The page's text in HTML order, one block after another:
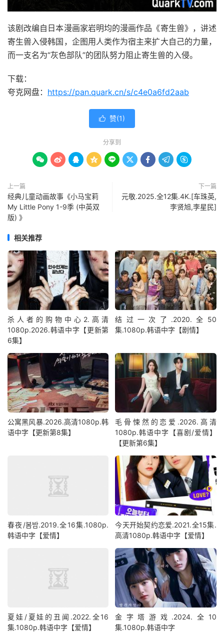
该剧改编自日本漫画家岩明均的漫画作品《寄生兽》，讲述
寄生兽入侵韩国，企图用人类作为宿主来扩大自己的力量，
而一支名为“灰色部队”的团队努力阻止寄生兽的入侵。
下载：
夸克网盘： https://pan.quark.cn/s/c4e0a6fd2aab
 赞(1)
分享到
        
上一篇
经典儿童动画故事《小马宝莉
My Little Pony 1-9季 (中英双
版) 》
下一篇
元敬.2025.全12集.4K.[车珠英,
李贤旭,李星民]
相关推荐
杀人者的购物中心2.高清
1080p.2026.韩语中字【更新第
6集】
结过一次了.2020.全50
集.1080p.韩语中字【剧情】
公寓黑风暴.2026.高清1080p.韩
语中字【更新第8集】
毛骨悚然的恋爱.2026.高清
1080p.韩语中字【喜剧/爱情】
【更新第6集】
春夜/봄밤‎.2019.全16集.1080p.
韩语中字【爱情】
今天开始契约恋爱.2021.全15集.
高清1080p.韩语中字【爱情】
夏娃/夏娃的丑闻.2022.全16
集.1080p.韩语中字【爱情】
金字塔游戏.2024.全10
集.1080p.韩语中字